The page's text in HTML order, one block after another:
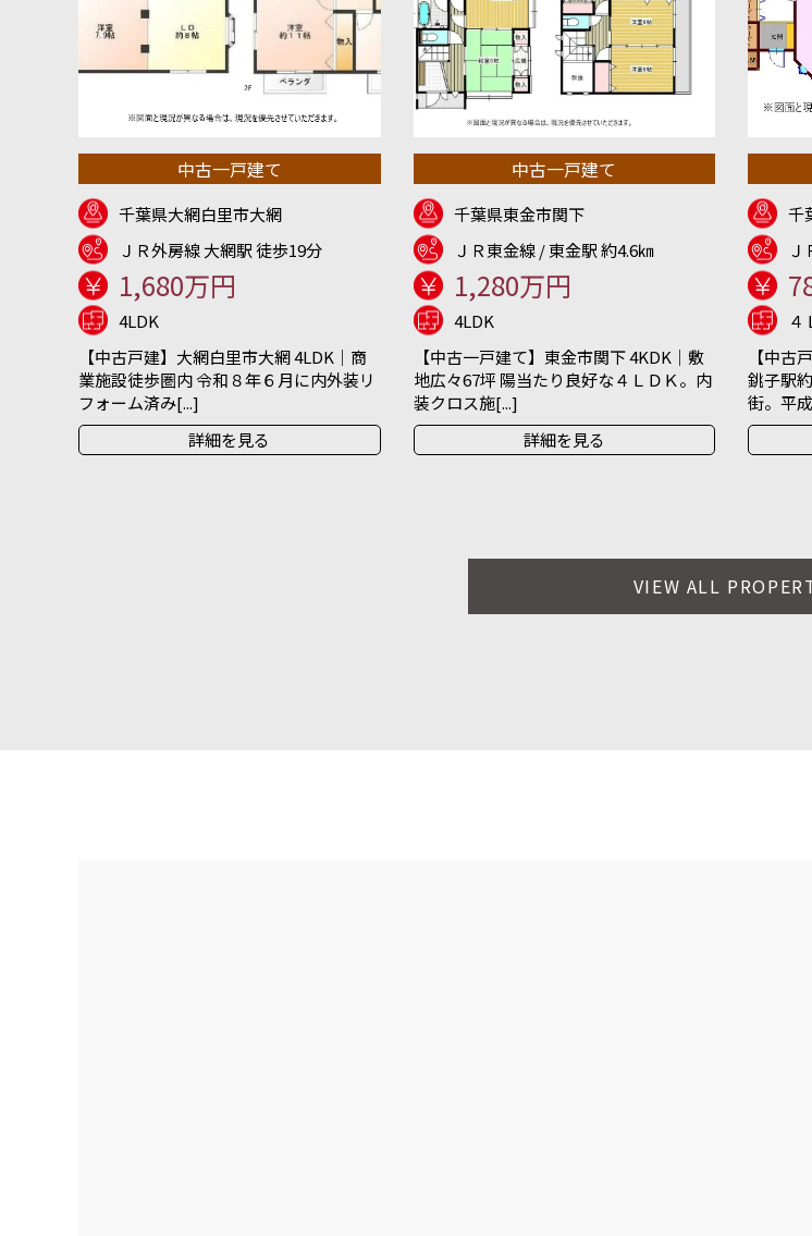
中古一戸建て
千葉県大網白里市大網
ＪＲ外房線 大網駅 徒歩19分
1,680万円
4LDK
【中古戸建】大網白里市大網 4LDK｜商
業施設徒歩圏内 令和８年６月に内外装リ
フォーム済み[...]
詳細を見る
中古一戸建て
千葉県東金市関下
ＪＲ東金線 / 東金駅 約4.6㎞
1,280万円
4LDK
【中古一戸建て】東金市関下 4KDK｜敷
地広々67坪 陽当たり良好な４ＬＤＫ。内
装クロス施[...]
詳細を見る
千
Ｊ
４
【中古
銚子駅
街。平
VIEW ALL